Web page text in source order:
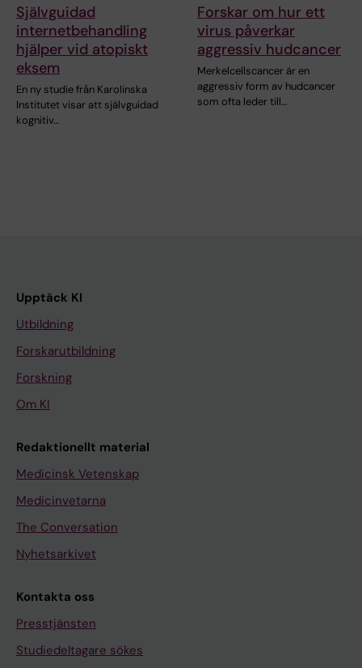
Självguidad
internetbehandling
hjälper vid atopiskt
eksem
En ny studie från Karolinska
Institutet visar att självguidad
kognitiv…
Forskar om hur ett
virus påverkar
aggressiv hudcancer
Merkelcellscancer är en
aggressiv form av hudcancer
som ofta leder till…
Upptäck KI
Utbildning
Forskarutbildning
Forskning
Om KI
Redaktionellt material
Medicinsk Vetenskap
Medicinvetarna
The Conversation
Nyhetsarkivet
Kontakta oss
Presstjänsten
Studiedeltagare sökes